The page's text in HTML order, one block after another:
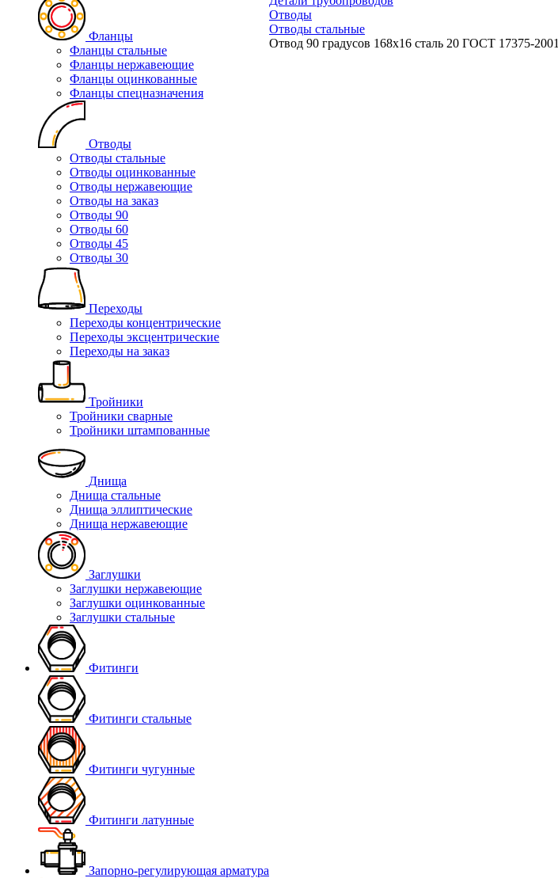
Фланцы
Фланцы стальные
Фланцы нержавеющие
Фланцы оцинкованные
Фланцы спецназначения
Отводы
Отводы стальные
Отводы оцинкованные
Отводы нержавеющие
Отводы на заказ
Отводы 90
Отводы 60
Отводы 45
Отводы 30
Переходы
Переходы концентрические
Переходы эксцентрические
Переходы на заказ
Тройники
Тройники сварные
Тройники штампованные
Днища
Днища стальные
Днища эллиптические
Днища нержавеющие
Заглушки
Заглушки нержавеющие
Заглушки оцинкованные
Заглушки стальные
Фитинги
Фитинги стальные
Фитинги чугунные
Фитинги латунные
Запорно-регулирующая арматура
Отводы
Отводы стальные
Отвод 90 градусов 168х16 сталь 20 ГОСТ 17375-2001